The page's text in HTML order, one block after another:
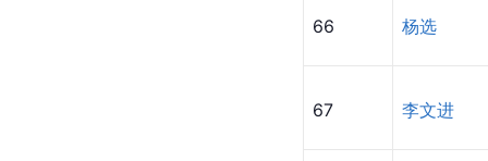
66 杨选
67 李文进